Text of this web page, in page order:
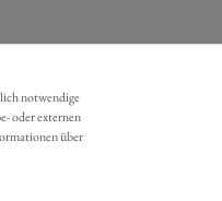
notwendige
oder externen
über